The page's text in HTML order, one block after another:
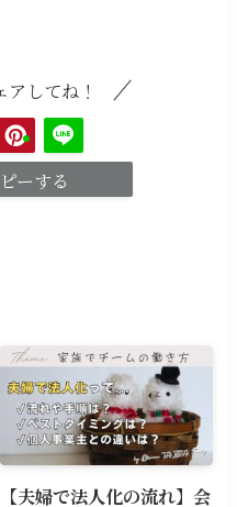
してね！
ーする
【夫婦で法人化の流れ】会